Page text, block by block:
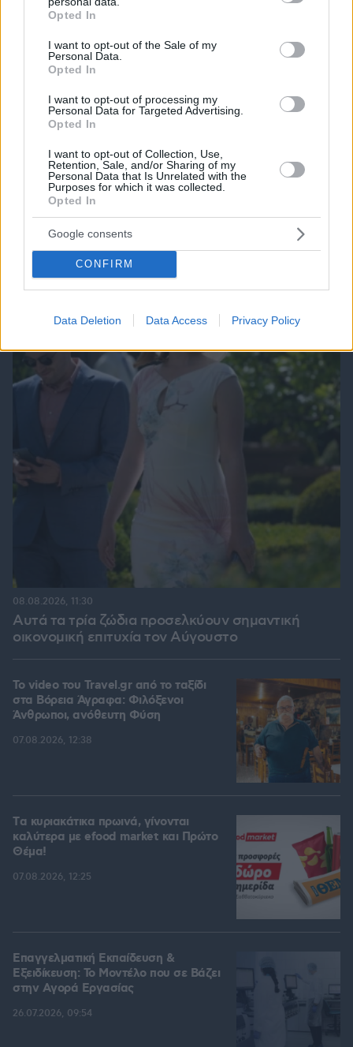
grant or deny consent to Google and its third-party tags to
use your data for below specified purposes in below Google
consent section.
Opted In
I want to opt-out of the Sale of my
Personal Data.
Opted In
I want to opt-out of processing my
Personal Data for Targeted Advertising.
Opted In
I want to opt-out of Collection, Use,
Retention, Sale, and/or Sharing of my
Personal Data that Is Unrelated with the
Purposes for which it was collected.
Opted In
Google consents
CONFIRM
Data Deletion Data Access Privacy Policy
Κυριάκος Μητσοτάκης: Το πρώτο μου και το
αγαπημένο μου αυτοκίνητο
08.08.2026, 09:31
Αυτά τα τρία ζώδια προσελκύουν σημαντική
οικονομική επιτυχία τον Αύγουστο
08.08.2026, 11:30
To video του Travel.gr από το ταξίδι
στα Βόρεια Άγραφα: Φιλόξενοι
Άνθρωποι, ανόθευτη Φύση
07.08.2026, 12:38
Tα κυριακάτικα πρωινά, γίνονται
καλύτερα με efood market και Πρώτο
Θέμα!
07.08.2026, 12:25
Επαγγελματική Εκπαίδευση &
Εξειδίκευση: Το Mοντέλο που σε Bάζει
στην Aγορά Eργασίας
26.07.2026, 09:54